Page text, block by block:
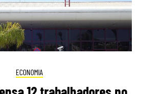
ECONOMIA